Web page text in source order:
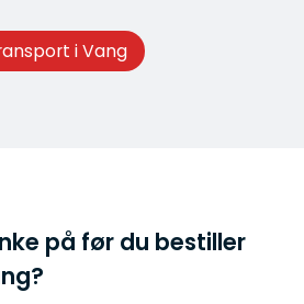
i Vang
på før du bestiller